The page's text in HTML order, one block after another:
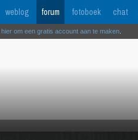
weblog forum fotoboek chat
hier om een gratis account aan te maken